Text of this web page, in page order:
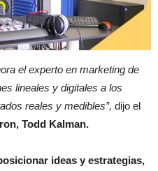
el experto en marketing de
lineales y digitales a los
reales y medibles”, dijo el
Todd Kalman.
ideas y estrategias,